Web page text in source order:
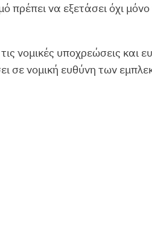
πρέπει να εξετάσει όχι
υποχρεώσεις και
σε νομική ευθύνη των